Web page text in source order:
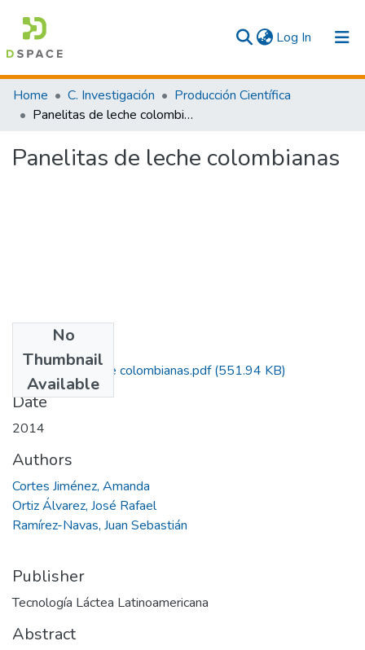
Log In (current)
Communities & Collections
Statistics
Home C. Investigación
Producción Científica
Panelitas de leche colombianas
Panelitas de leche colombianas
No
Thumbnail
Available
Panelitas de leche colombianas.pdf(551.94 KB)
Date
2014
Authors
Cortes Jiménez, Amanda
Ortiz Álvarez, José Rafael
Ramírez-Navas, Juan Sebastián
Publisher
Tecnología Láctea Latinoamericana
Abstract